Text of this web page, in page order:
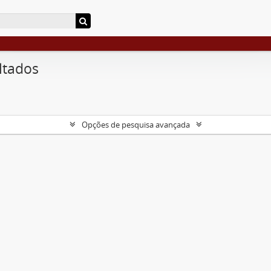
Opções de pesquisa avançada